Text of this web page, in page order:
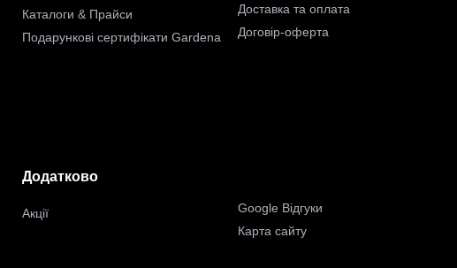
Каталоги & Прайси
Подарункові сертифікати Gardena
Доставка та оплата
Договір-оферта
Додатково
Акції
Google Відгуки
Карта сайту